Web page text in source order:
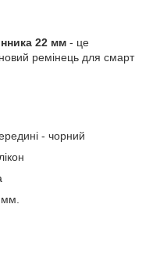
22 мм - це
ремінець для смарт
- чорний